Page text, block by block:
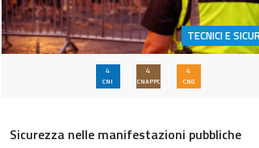
TECNICI E
4
CNI
4
CNAPPC
4
CNG
Sicurezza nelle manifestazioni pubbliche